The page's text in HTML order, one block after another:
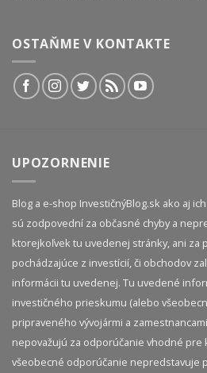
OSTAŇME V KONTAKTE
UPOZORNENIE
Blog a e-shop InvestičnýBlog.sk ako aj
sú zodpovední za občasné chyby a
ktorejkoľvek tu uvedenej stránky, ani za
pochádzajúce z investícií, či obchodov
informácii tu uvedenej. Tu uvedené
investičného prieskumu (alebo
pripraveného vývojármi a
nepovažujú za odporúčanie vhodné
všeobecné odporúčanie nepredstavuje